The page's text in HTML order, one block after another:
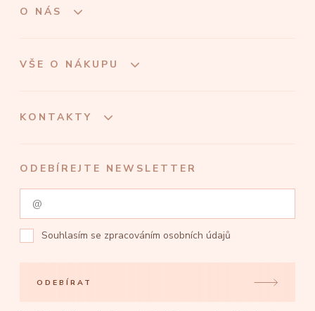
O NÁS
VŠE O NÁKUPU
KONTAKTY
ODEBÍREJTE NEWSLETTER
Souhlasím se zpracováním osobních údajů
ODEBÍRAT